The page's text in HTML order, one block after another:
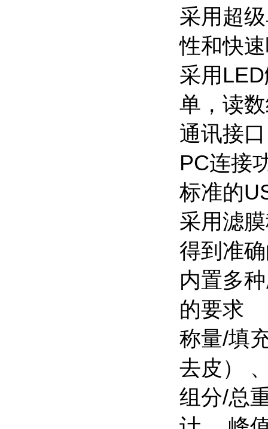
采用超
性和快
采用
单，读
通讯接
PC连接
标准的
采用滤
得到准
内置多
的要求
称量/填
去皮）
组分/总